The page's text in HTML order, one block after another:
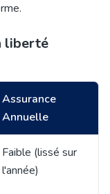
liberté
Assurance
Annuelle
Faible (lissé sur
l'année)